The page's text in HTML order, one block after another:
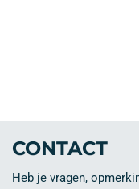
CONTACT
Heb je vragen,